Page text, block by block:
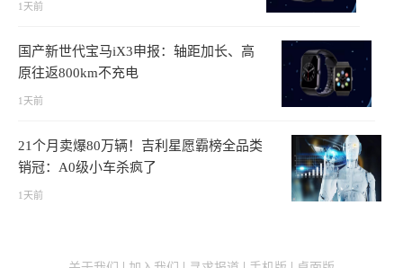
1天前
国产新世代宝马iX3申报：轴距加长、高
原往返800km不充电
1天前
21个月卖爆80万辆！吉利星愿霸榜全品类
销冠：A0级小车杀疯了
1天前